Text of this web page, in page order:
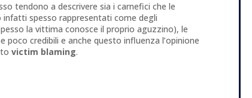
tendono a descrivere sia i carnefici che le
spesso rappresentati come degli
la vittima conosce il proprio aguzzino), le
credibili e anche questo influenza l’opinione
victim blaming.